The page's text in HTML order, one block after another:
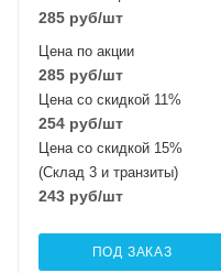
285 руб/шт
Цена по акции
285 руб/шт
Цена со скидкой 11%
254 руб/шт
Цена со скидкой 15%
(Склад 3 и транзиты)
243 руб/шт
ПОД ЗАКАЗ